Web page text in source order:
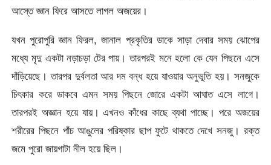
আস্তে জ্ঞান ফিরে আসতে লাগল অজয়ের।
যখন পুরোপুরি জ্ঞান ফিরল, জানাল প্রকৃতির ডাকে সাড়া দেবার সময় ঝোপের
মধ্যে মৃদু একটা নড়াচড়া টের পায়। তারপরই মনে হলো কে যেন পিছনে এসে
দাঁড়িয়েছে। তারপর দুর্বলতা আর দম বন্ধ হয়ে যাওয়ার অনুভূতি হয়। সনজুকে
চিৎকার করে ডাকবে এমন সময় পিছনে জোরে একটা আঘাত এসে লাগে।
তারপরই অজ্ঞান হয়ে যায়। এখনও কাঁধের কাছে ব্যথা পাচ্ছে। পরে অজয়ের
শরীরের পিছনে পাঁচ আঙুলের পরিষ্কার ছাপ ফুটে থাকতে দেখে সনজু। রক্ত
জমে পুরো জায়গাটা নীল হয়ে ছিল।